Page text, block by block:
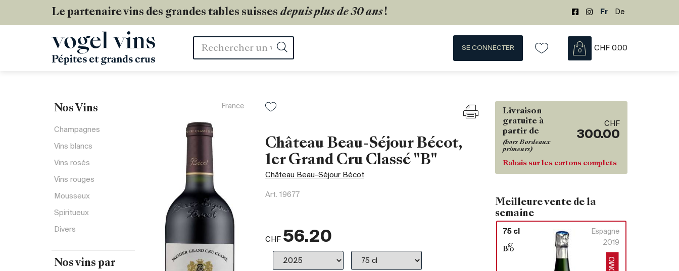
Le partenaire vins des grandes tables suisses depuis plus de 30 ans! Fr De
Mots
SE CONNECTER 0 CHF 0.00
Nos Vins
Champagnes
Vins blancs
Vins rosés
Vins rouges
Mousseux
Spiritueux
Divers
Nos vins par
France
Château Beau-Séjour Bécot,
1er Grand Cru Classé "B"
Château Beau-Séjour Bécot
Art. 19677
CHF 56.20
Livraison
gratuite à
partir de
(hors Bordeaux
primeurs)
CHF
300.00
Rabais sur les cartons complets
Meilleure vente de la
semaine
75 cl
Espagne
2019